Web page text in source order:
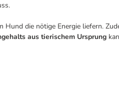
Hund die nötige Energie liefern.
aus tierischem Ursprung